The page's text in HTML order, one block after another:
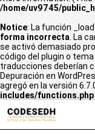
/home/uv9745/
Notice: La función
forma incorrecta . La
se activó demasiado
código del plugin o
traducciones deberían
Depuración en
agregó en la versión
includes/functions.php